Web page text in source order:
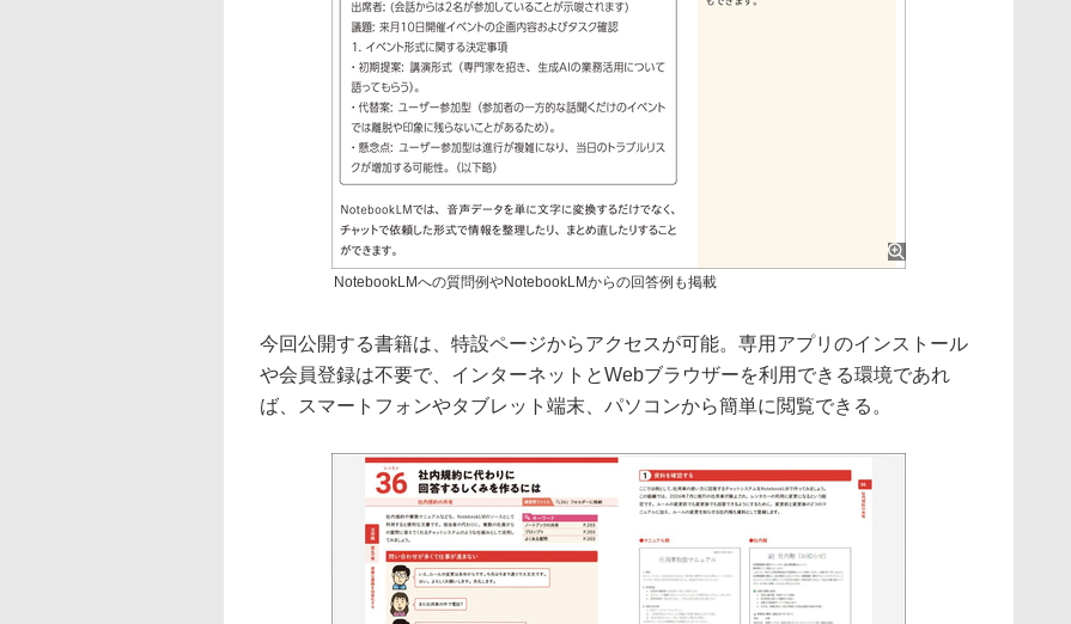
NotebookLMへの質問例やNotebookLMからの回答例も掲載
今回公開する書籍は、特設ページからアクセスが可能。専用アプリのインストール
や会員登録は不要で、インターネットとWebブラウザーを利用できる環境であれ
ば、スマートフォンやタブレット端末、パソコンから簡単に閲覧できる。